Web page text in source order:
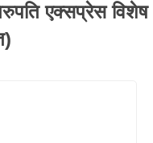
एक्सप्रेस विशेष